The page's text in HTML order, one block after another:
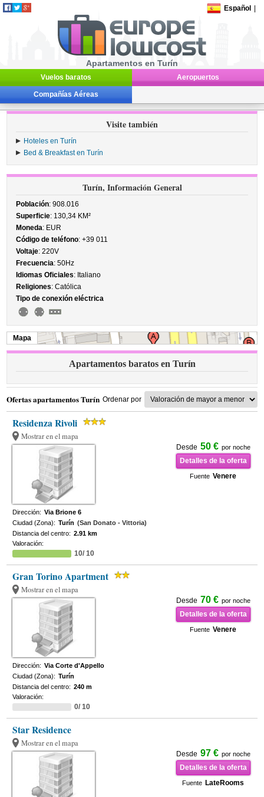
Español
Apartamentos en Turín
Vuelos baratos Aeropuertos
Compañías Aéreas
Visite también
Hoteles en Turín
Bed & Breakfast en Turín
Turín, Información General
Población: 908.016
Superficie: 130,34 KM²
Moneda: EUR
Código de teléfono: +39 011
Voltaje: 220V
Frecuencia: 50Hz
Idiomas Oficiales: Italiano
Religiones: Católica
Tipo de conexión eléctrica
Mapa
Apartamentos baratos en Turín
Ofertas apartamentos Turín Ordenar por
Residenza Rivoli
Mostrar en el mapa
Desde 50 € por noche
Detalles de la oferta
Fuente Venere
Dirección: Via Brione 6
Ciudad (Zona): Turín (San Donato - Vittoria)
Distancia del centro: 2.91 km
Valoración:
10/ 10
Gran Torino Apartment
Mostrar en el mapa
Desde 70 € por noche
Detalles de la oferta
Fuente Venere
Dirección: Via Corte d'Appello
Ciudad (Zona): Turín
Distancia del centro: 240 m
Valoración:
0/ 10
Star Residence
Mostrar en el mapa
Desde 97 € por noche
Detalles de la oferta
Fuente LateRooms